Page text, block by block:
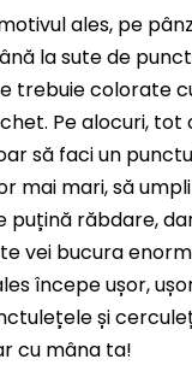
ales, pe
la sute de
trebuie colorate
Pe alocuri, tot
să faci un
mai mari, să
puțină răbdare,
vei bucura
începe ușor,
și
cu mâna ta!